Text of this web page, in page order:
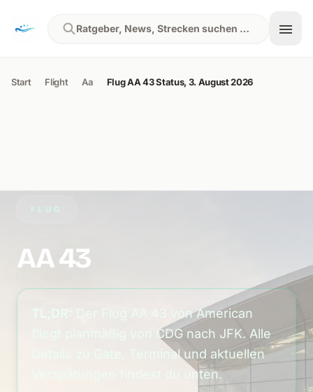
Ratgeber, News, Strecken suchen …
Start Flight Aa Flug AA 43 Status, 3. August 2026
FLUG
AA 43
Der Flug AA 43 von American
fliegt planmäßig von CDG nach JFK. Alle
Details zu Gate, Terminal und aktuellen
Verspätungen findest du unten.